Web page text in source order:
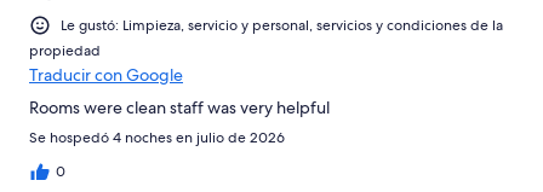
opinionesLe gustó: Limpieza, servicio y personal, servicios y condiciones de la
propiedad
Traducir con Google
Rooms were clean staff was very helpful
Se hospedó 4 noches en julio de 2026
0